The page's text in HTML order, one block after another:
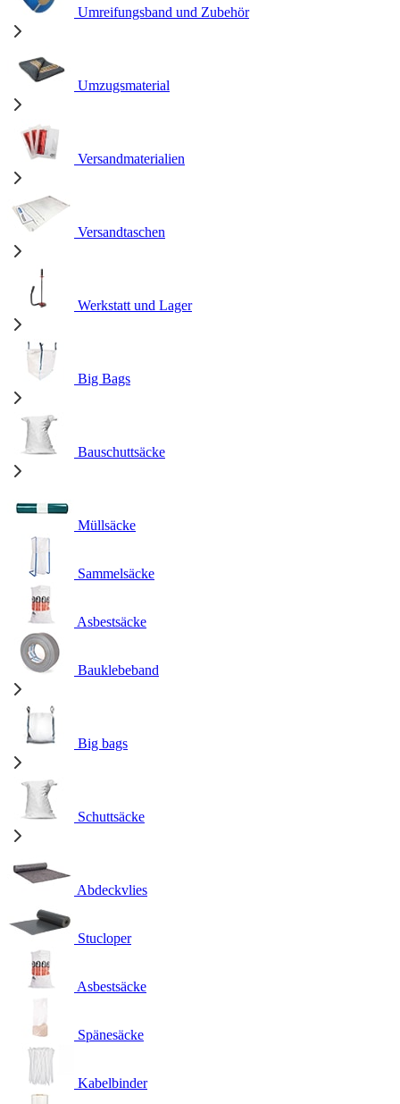
Umreifungsband und Zubehör
Umzugsmaterial
Versandmaterialien
Versandtaschen
Werkstatt und Lager
Big Bags
Bauschuttsäcke
Müllsäcke
Sammelsäcke
Asbestsäcke
Bauklebeband
Big bags
Schuttsäcke
Abdeckvlies
Stucloper
Asbestsäcke
Spänesäcke
Kabelbinder